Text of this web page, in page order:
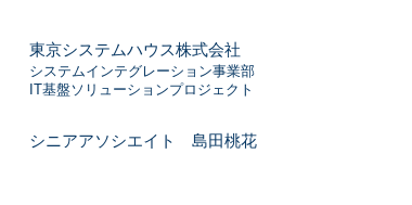
東京システムハウス株式会社
システムインテグレーション事業部
IT基盤ソリューションプロジェクト
シニアアソシエイト 島田桃花